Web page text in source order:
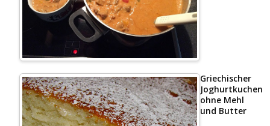
Griechischer
Joghurtkuchen
ohne Mehl
und Butter